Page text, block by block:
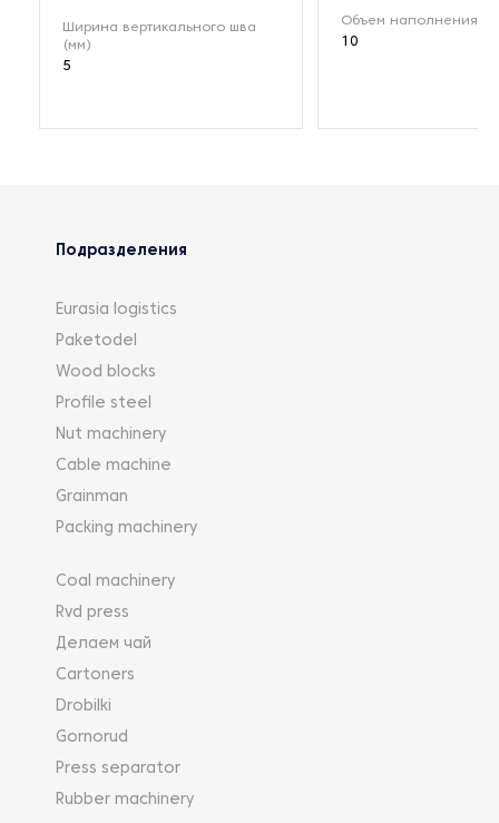
Ширина вертикального шва
(мм)
5
Объем наполнения (г/
10
Подразделения
Eurasia logistics
Paketodel
Wood blocks
Profile steel
Nut machinery
Cable machine
Grainman
Packing machinery
Coal machinery
Rvd press
Делаем чай
Cartoners
Drobilki
Gornorud
Press separator
Rubber machinery